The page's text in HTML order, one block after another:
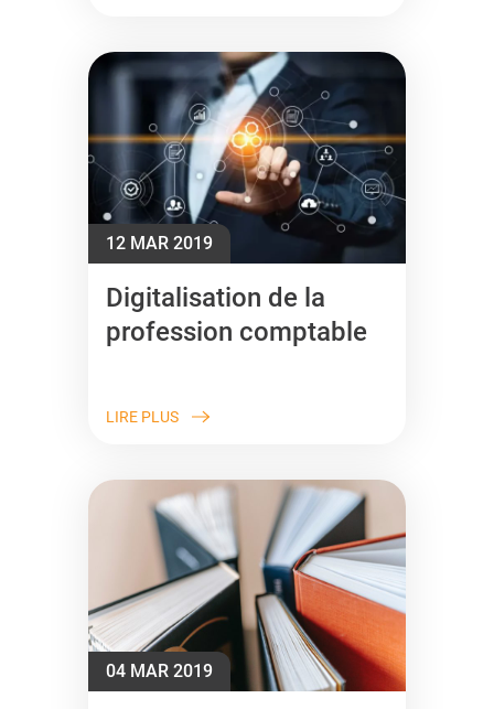
12 MAR 2019
Digitalisation de la
profession comptable
LIRE PLUS
04 MAR 2019